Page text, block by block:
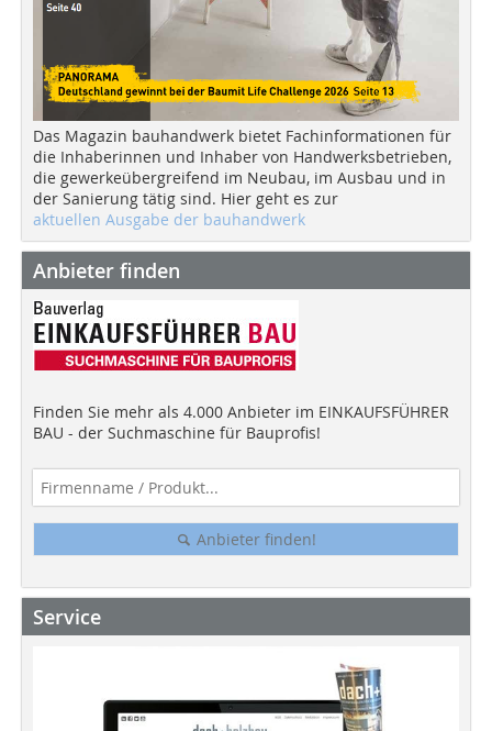
Das Magazin bauhandwerk bietet Fachinformationen für
die Inhaberinnen und Inhaber von Handwerksbetrieben,
die gewerkeübergreifend im Neubau, im Ausbau und in
der Sanierung tätig sind. Hier geht es zur
aktuellen Ausgabe der bauhandwerk
Anbieter finden
Finden Sie mehr als 4.000 Anbieter im EINKAUFSFÜHRER
BAU - der Suchmaschine für Bauprofis!
Anbieter finden!
Service